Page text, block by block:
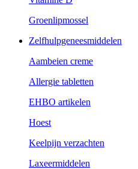
Groenlipmossel
Zelfhulpgeneesmiddelen
Aambeien creme
Allergie tabletten
EHBO artikelen
Hoest
Keelpijn verzachten
Laxeermiddelen